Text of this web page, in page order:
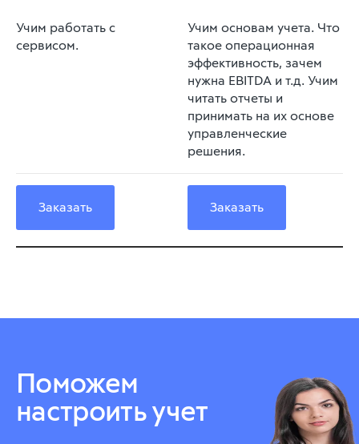
Учим работать с
сервисом.
Учим основам учета. Что
такое операционная
эффективность, зачем
нужна EBITDA и т.д. Учим
читать отчеты и
принимать на их основе
управленческие
решения.
Заказать Заказать
Поможем
настроить учет